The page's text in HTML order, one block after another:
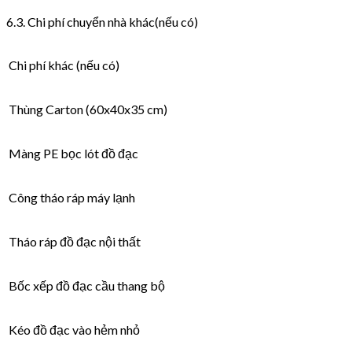
6.3. Chi phí chuyển nhà khác(nếu có)
Chi phí khác (nếu có)
Thùng Carton (60x40x35 cm)
Màng PE bọc lót đồ đạc
Công tháo ráp máy lạnh
Tháo ráp đồ đạc nội thất
Bốc xếp đồ đạc cầu thang bộ
Kéo đồ đạc vào hẻm nhỏ